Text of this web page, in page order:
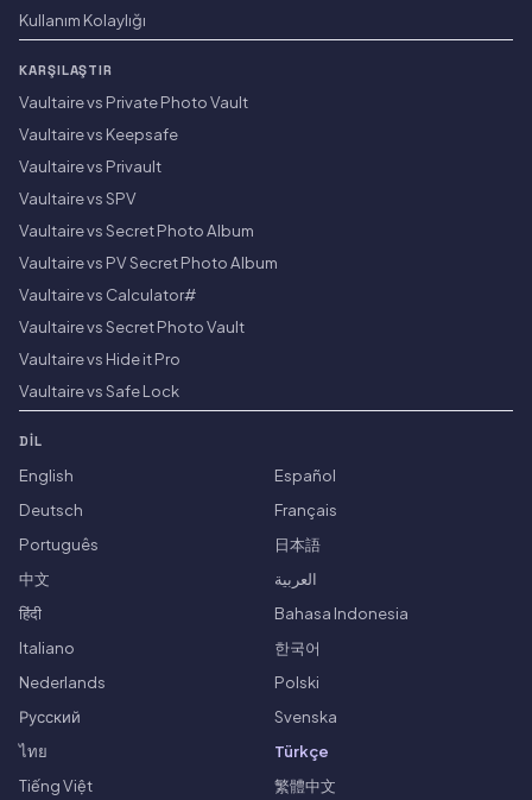
Kullanım Kolaylığı
KARŞILAŞTIR
Vaultaire vs Private Photo Vault
Vaultaire vs Keepsafe
Vaultaire vs Privault
Vaultaire vs SPV
Vaultaire vs Secret Photo Album
Vaultaire vs PV Secret Photo Album
Vaultaire vs Calculator#
Vaultaire vs Secret Photo Vault
Vaultaire vs Hide it Pro
Vaultaire vs Safe Lock
DIL
English
Español
Deutsch
Français
Português
日本語
中文
العربية
हिंदी
Bahasa Indonesia
Italiano
한국어
Nederlands
Polski
Русский
Svenska
ไทย
Türkçe
Tiếng Việt
繁體中文